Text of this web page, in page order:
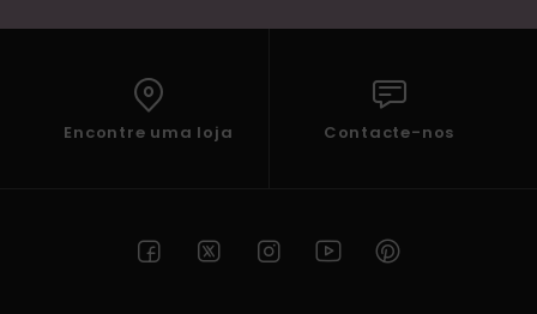
Encontre uma loja Contacte-nos